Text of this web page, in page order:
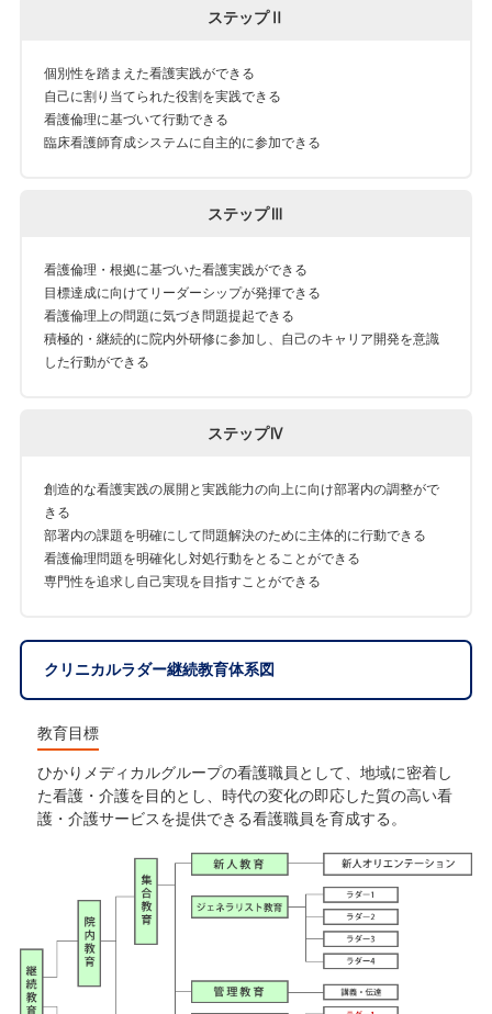
ステップⅡ
個別性を踏まえた看護実践ができる
自己に割り当てられた役割を実践できる
看護倫理に基づいて行動できる
臨床看護師育成システムに自主的に参加できる
ステップⅢ
看護倫理・根拠に基づいた看護実践ができる
目標達成に向けてリーダーシップが発揮できる
看護倫理上の問題に気づき問題提起できる
積極的・継続的に院内外研修に参加し、自己のキャリア開発を意識
した行動ができる
ステップⅣ
創造的な看護実践の展開と実践能力の向上に向け部署内の調整がで
きる
部署内の課題を明確にして問題解決のために主体的に行動できる
看護倫理問題を明確化し対処行動をとることができる
専門性を追求し自己実現を目指すことができる
クリニカルラダー継続教育体系図
教育目標
ひかりメディカルグループの看護職員として、地域に密着し
た看護・介護を目的とし、時代の変化の即応した質の高い看
護・介護サービスを提供できる看護職員を育成する。